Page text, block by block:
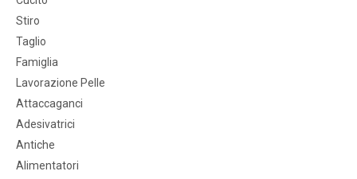
Stiro
Taglio
Famiglia
Lavorazione Pelle
Attaccaganci
Adesivatrici
Antiche
Alimentatori